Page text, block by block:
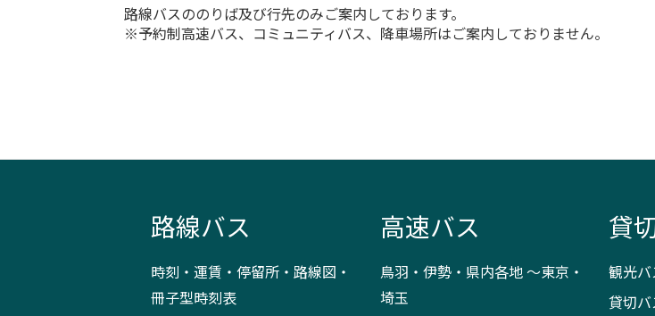
路線バスののりば及び行先のみご案内しております。
※予約制高速バス、コミュニティバス、降車場所はご案内しておりません。
路線バス
時刻・運賃・停留所・路線図・
冊子型時刻表
高速バス
鳥羽・伊勢・県内各地 ～東京・
埼玉
貸
観光
貸切